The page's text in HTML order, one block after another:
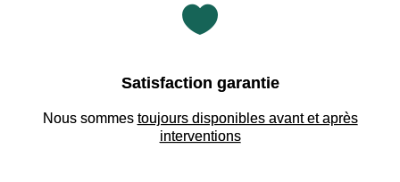

Satisfaction garantie
Nous sommes toujours disponibles avant et après
interventions